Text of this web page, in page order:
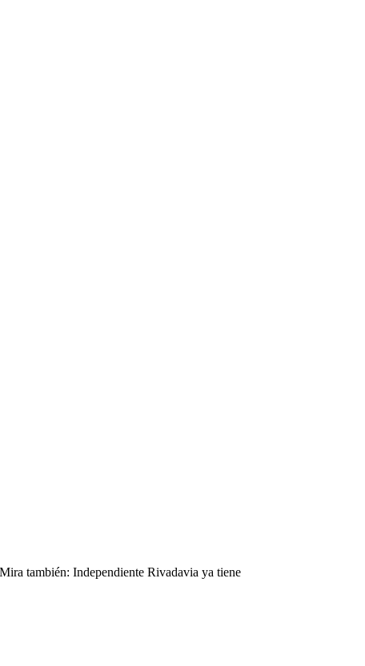
también: Independiente Rivadavia ya tiene